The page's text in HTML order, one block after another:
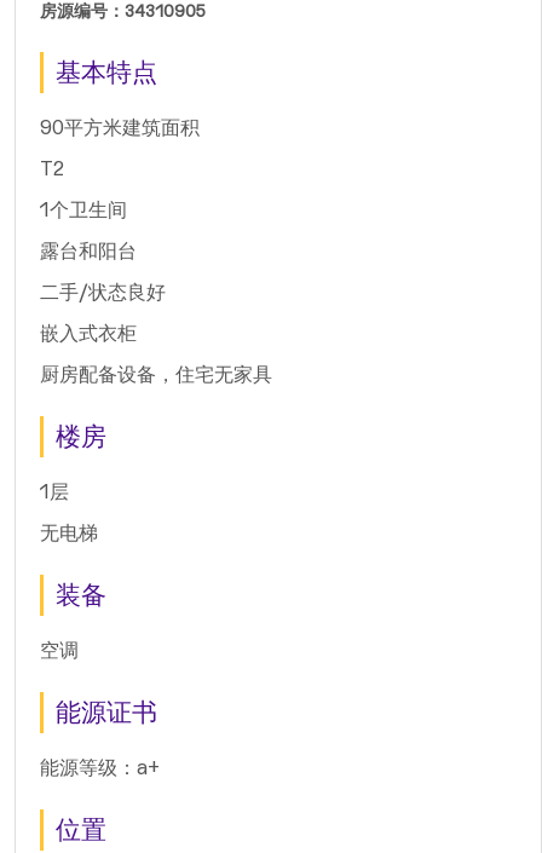
房源编号：34310905
基本特点
90平方米建筑面积
T2
1个卫生间
露台和阳台
二手/状态良好
嵌入式衣柜
厨房配备设备，住宅无家具
楼房
1层
无电梯
装备
空调
能源证书
能源等级：a+
位置